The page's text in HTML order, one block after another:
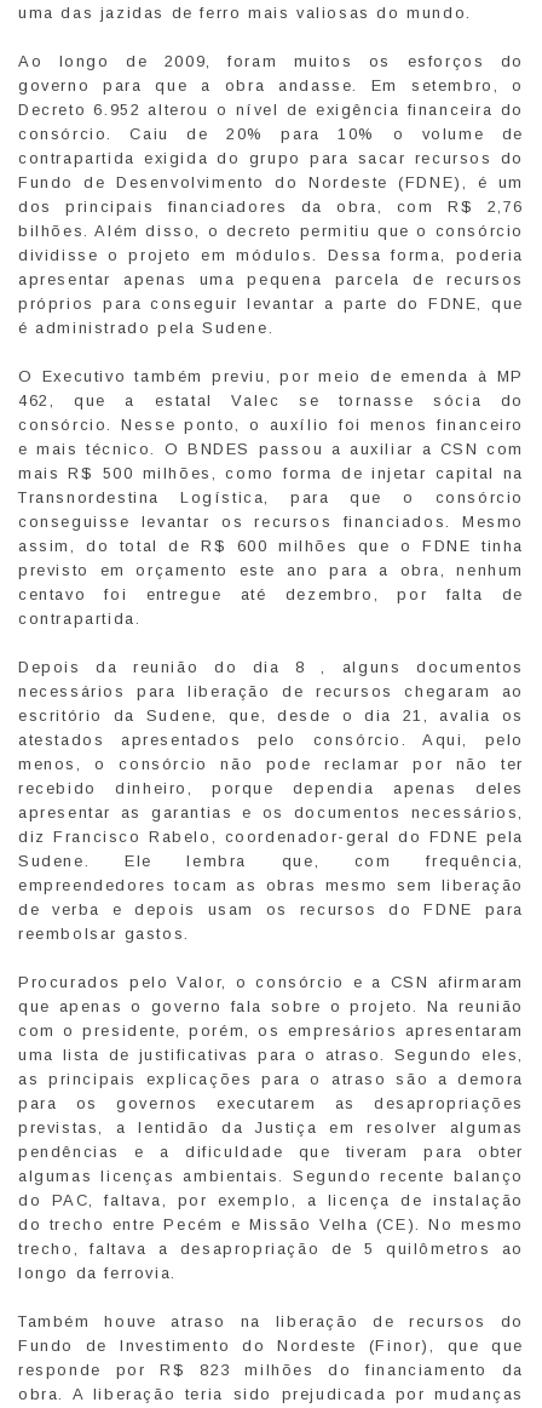
uma das jazidas de ferro mais valiosas do mundo.
Ao longo de 2009, foram muitos os esforços do
governo para que a obra andasse. Em setembro, o
Decreto 6.952 alterou o nível de exigência financeira do
consórcio. Caiu de 20% para 10% o volume de
contrapartida exigida do grupo para sacar recursos do
Fundo de Desenvolvimento do Nordeste (FDNE), é um
dos principais financiadores da obra, com R$ 2,76
bilhões. Além disso, o decreto permitiu que o consórcio
dividisse o projeto em módulos. Dessa forma, poderia
apresentar apenas uma pequena parcela de recursos
próprios para conseguir levantar a parte do FDNE, que
é administrado pela Sudene.
O Executivo também previu, por meio de emenda à MP
462, que a estatal Valec se tornasse sócia do
consórcio. Nesse ponto, o auxílio foi menos financeiro
e mais técnico. O BNDES passou a auxiliar a CSN com
mais R$ 500 milhões, como forma de injetar capital na
Transnordestina Logística, para que o consórcio
conseguisse levantar os recursos financiados. Mesmo
assim, do total de R$ 600 milhões que o FDNE tinha
previsto em orçamento este ano para a obra, nenhum
centavo foi entregue até dezembro, por falta de
contrapartida.
Depois da reunião do dia 8 , alguns documentos
necessários para liberação de recursos chegaram ao
escritório da Sudene, que, desde o dia 21, avalia os
atestados apresentados pelo consórcio. Aqui, pelo
menos, o consórcio não pode reclamar por não ter
recebido dinheiro, porque dependia apenas deles
apresentar as garantias e os documentos necessários,
diz Francisco Rabelo, coordenador-geral do FDNE pela
Sudene. Ele lembra que, com frequência,
empreendedores tocam as obras mesmo sem liberação
de verba e depois usam os recursos do FDNE para
reembolsar gastos.
Procurados pelo Valor, o consórcio e a CSN afirmaram
que apenas o governo fala sobre o projeto. Na reunião
com o presidente, porém, os empresários apresentaram
uma lista de justificativas para o atraso. Segundo eles,
as principais explicações para o atraso são a demora
para os governos executarem as desapropriações
previstas, a lentidão da Justiça em resolver algumas
pendências e a dificuldade que tiveram para obter
algumas licenças ambientais. Segundo recente balanço
do PAC, faltava, por exemplo, a licença de instalação
do trecho entre Pecém e Missão Velha (CE). No mesmo
trecho, faltava a desapropriação de 5 quilômetros ao
longo da ferrovia.
Também houve atraso na liberação de recursos do
Fundo de Investimento do Nordeste (Finor), que que
responde por R$ 823 milhões do financiamento da
obra. A liberação teria sido prejudicada por mudanças